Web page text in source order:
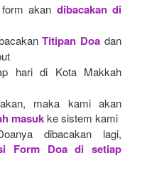
akan dibacakan di
Titipan Doa dan
hari di Kota Makkah
maka kami akan
masukke sistem kami
dibacakan lagi,
Form Doa di setiap